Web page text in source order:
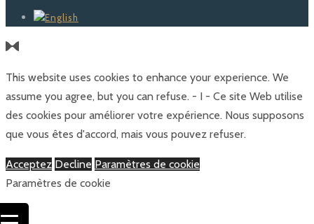
This website uses cookies to enhance your experience. We
assume you agree, but you can refuse. - I - Ce site Web utilise
des cookies pour améliorer votre expérience. Nous supposons
que vous êtes d'accord, mais vous pouvez refuser.
Acceptez Decline Paramètres de cookie
Paramètres de cookie